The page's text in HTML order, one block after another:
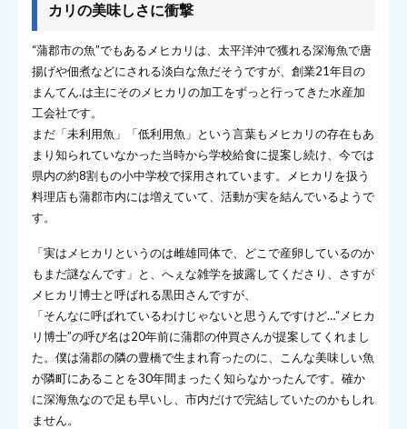
カリの美味しさに衝撃
“蒲郡市の魚”でもあるメヒカリは、太平洋沖で獲れる深海魚で唐
揚げや佃煮などにされる淡白な魚だそうですが、創業21年目の
まんてん.は主にそのメヒカリの加工をずっと行ってきた水産加
工会社です。
まだ「未利用魚」「低利用魚」という言葉もメヒカリの存在もあ
まり知られていなかった当時から学校給食に提案し続け、今では
県内の約8割もの小中学校で採用されています。メヒカリを扱う
料理店も蒲郡市内には増えていて、活動が実を結んでいるようで
す。
「実はメヒカリというのは雌雄同体で、どこで産卵しているのか
もまだ謎なんです」と、へぇな雑学を披露してくださり、さすが
メヒカリ博士と呼ばれる黒田さんですが、
「そんなに呼ばれているわけじゃないと思うんですけど…“メヒカ
リ博士”の呼び名は20年前に蒲郡の仲買さんが提案してくれまし
た。僕は蒲郡の隣の豊橋で生まれ育ったのに、こんな美味しい魚
が隣町にあることを30年間まったく知らなかったんです。確か
に深海魚なので足も早いし、市内だけで完結していたのかもしれ
ません。